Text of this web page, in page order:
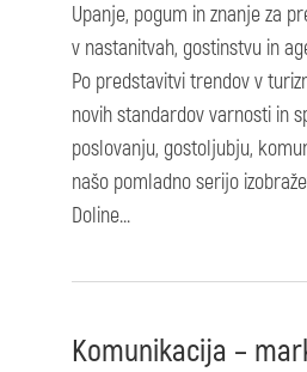
Upanje, pogum in znanje za
v nastanitvah, gostinstvu in
Po predstavitvi trendov v
novih standardov varnosti in
poslovanju, gostoljubju,
našo pomladno serijo
Doline...
Komunikacija –